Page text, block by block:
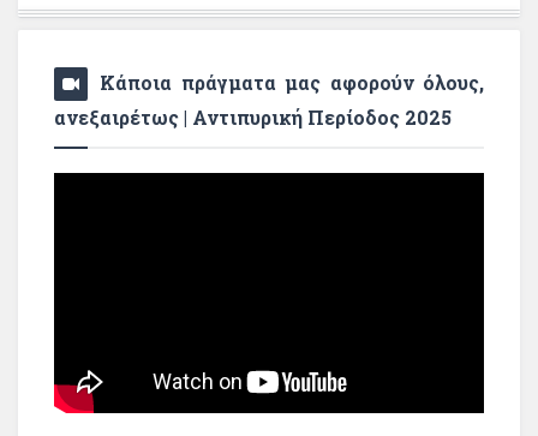
Κάποια πράγματα μας αφορούν όλους,
ανεξαιρέτως | Αντιπυρική Περίοδος 2025